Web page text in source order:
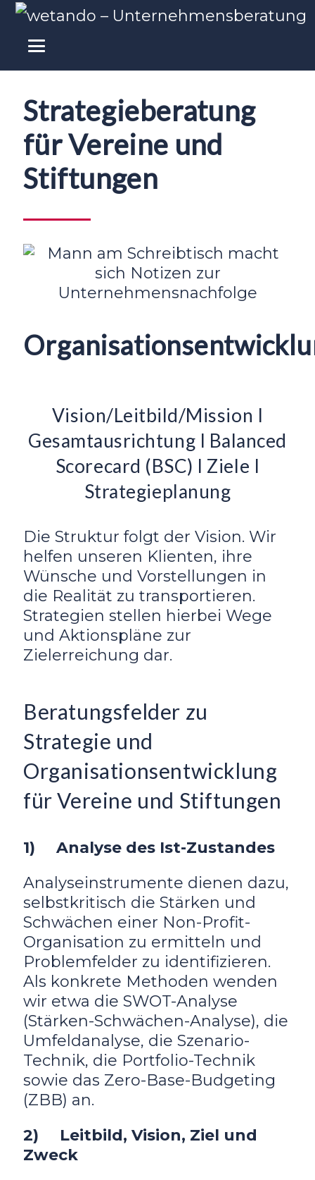
Strategieberatung
für Vereine und
Stiftungen
Vision/Leitbild/Mission I
Gesamtausrichtung I Balanced
Scorecard (BSC) I Ziele I
Strategieplanung
Die Struktur folgt der Vision. Wir
helfen unseren Klienten, ihre
Wünsche und Vorstellungen in
die Realität zu transportieren.
Strategien stellen hierbei Wege
und Aktionspläne zur
Zielerreichung dar.
Beratungsfelder zu
Strategie und
Organisationsentwicklung
für Vereine und Stiftungen
1) Analyse des Ist-Zustandes
Analyseinstrumente dienen dazu,
selbstkritisch die Stärken und
Schwächen einer Non-Profit-
Organisation zu ermitteln und
Problemfelder zu identifizieren.
Als konkrete Methoden wenden
wir etwa die SWOT-Analyse
(Stärken-Schwächen-Analyse), die
Umfeldanalyse, die Szenario-
Technik, die Portfolio-Technik
sowie das Zero-Base-Budgeting
(ZBB) an.
2) Leitbild, Vision, Ziel und
Zweck